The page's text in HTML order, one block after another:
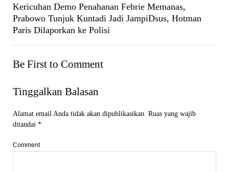
Kericuhan Demo Penahanan Febrie Memanas,
Prabowo Tunjuk Kuntadi Jadi JampiDsus, Hotman
Paris Dilaporkan ke Polisi
Be First to Comment
Tinggalkan Balasan
Alamat email Anda tidak akan dipublikasikan. Ruas yang wajib
ditandai *
Comment